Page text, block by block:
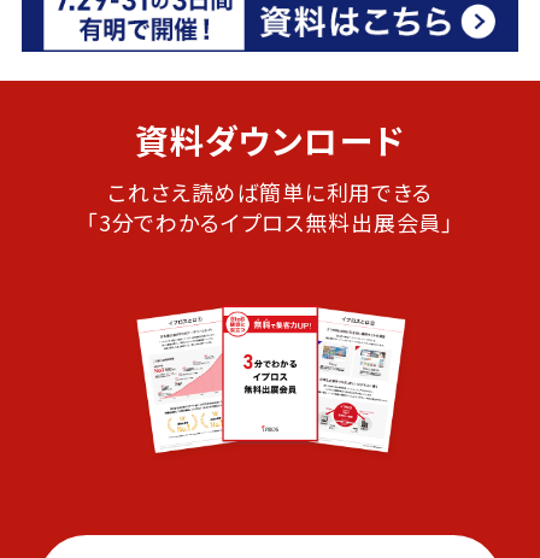
資料ダウンロード
これさえ読めば簡単に利用できる
「3分でわかるイプロス無料出展会員」